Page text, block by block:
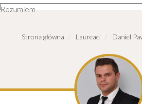
Rozumiem
Strona główna Laureaci Daniel